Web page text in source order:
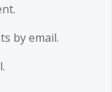
by email.